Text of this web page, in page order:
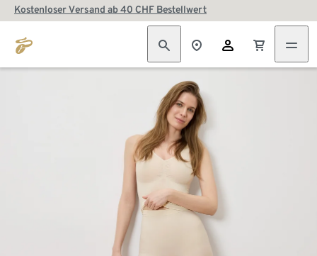
Kostenloser Versand ab 40 CHF Bestellwert